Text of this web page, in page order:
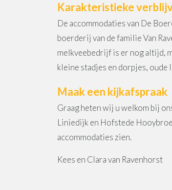
Karakteristieke
De accommodaties van De
boerderij van de familie Van
melkveebedrijf is er nog altijd,
kleine stadjes en dorpjes,
Maak een kijkafspraak
Graag heten wij u welkom bij
Liniedijk en Hofstede
accommodaties zien.
Kees en Clara van Ravenhorst